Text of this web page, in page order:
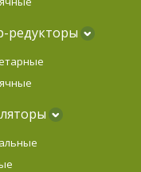
редукторы